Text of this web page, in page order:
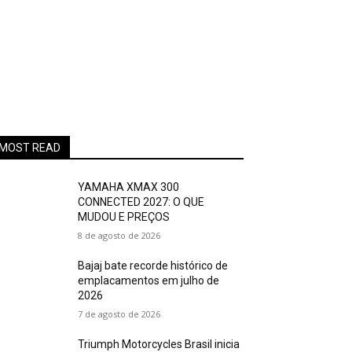
MOST READ
YAMAHA XMAX 300
CONNECTED 2027: O QUE
MUDOU E PREÇOS
8 de agosto de 2026
Bajaj bate recorde histórico de
emplacamentos em julho de
2026
7 de agosto de 2026
Triumph Motorcycles Brasil inicia